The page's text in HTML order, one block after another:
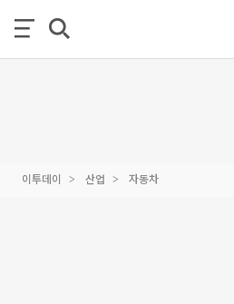
이투데이 산업 자동차